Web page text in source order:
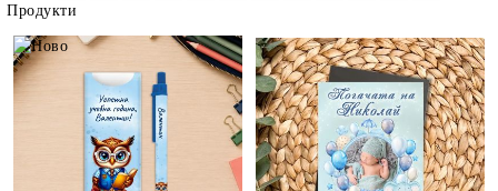
Продукти